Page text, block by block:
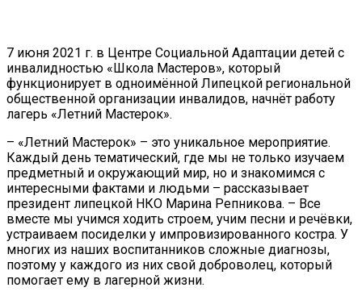
7 июня 2021 г. в Центре Социальной Адаптации детей с
инвалидностью «Школа Мастеров», который
функционирует в одноимённой Липецкой региональной
общественной организации инвалидов, начнёт работу
лагерь «Летний Мастерок».
– «Летний Мастерок» – это уникальное мероприятие.
Каждый день тематический, где мы не только изучаем
предметный и окружающий мир, но и знакомимся с
интересными фактами и людьми – рассказывает
президент липецкой НКО Марина Репникова. – Все
вместе мы учимся ходить строем, учим песни и речёвки,
устраиваем посиделки у импровизированного костра. У
многих из наших воспитанников сложные диагнозы,
поэтому у каждого из них свой доброволец, который
помогает ему в лагерной жизни.